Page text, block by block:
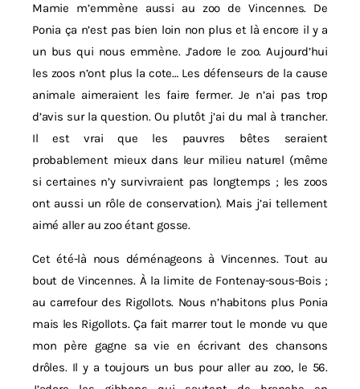
Mamie m’emmène aussi au zoo de Vincennes. De
Ponia ça n’est pas bien loin non plus et là encore il y a
un bus qui nous emmène. J’adore le zoo. Aujourd’hui
les zoos n’ont plus la cote… Les défenseurs de la cause
animale aimeraient les faire fermer. Je n’ai pas trop
d’avis sur la question. Ou plutôt j’ai du mal à trancher.
Il est vrai que les pauvres bêtes seraient
probablement mieux dans leur milieu naturel (même
si certaines n’y survivraient pas longtemps ; les zoos
ont aussi un rôle de conservation). Mais j’ai tellement
aimé aller au zoo étant gosse.
Cet été-là nous déménageons à Vincennes. Tout au
bout de Vincennes. À la limite de Fontenay-sous-Bois ;
au carrefour des Rigollots. Nous n’habitons plus Ponia
mais les Rigollots. Ça fait marrer tout le monde vu que
mon père gagne sa vie en écrivant des chansons
drôles. Il y a toujours un bus pour aller au zoo, le 56.